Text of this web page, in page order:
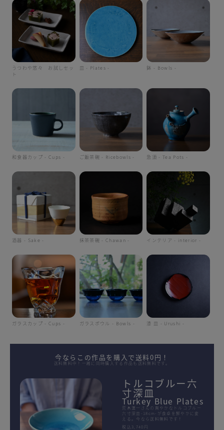
うつわや悠々 お試しセッ
ト
皿 - Plates - 鉢 - Bowls -
和食器カップ - Cups - ご飯茶碗 - Ricebowls - 急須 - Tea Pots -
酒器 - Sake - 抹茶茶碗 - Chawan - インテリア - interior -
ガラスカップ - Cups - ガラスボウル - Bowls - 漆 皿 - Urushi -
今ならこの作品を購入で送料0円！
送料無料中！一緒に同時購入する作品も送料無料です。
トルコブルー六
寸深皿
Turkey Blue Plates
荒木漢一さんの爽やかなトルコブルー
六寸深皿-18cm-が食卓を鮮やかに変
える。今なら送料無料です！
税込3,740円